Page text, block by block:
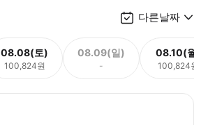
다른날짜
08.08(토)
100,824원
08.09(일)
-
08.10(월)
100,824원